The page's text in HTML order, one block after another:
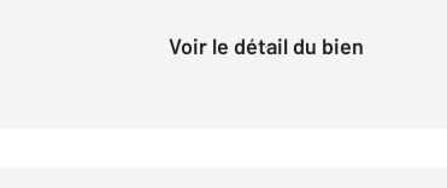
Voir le détail du bien